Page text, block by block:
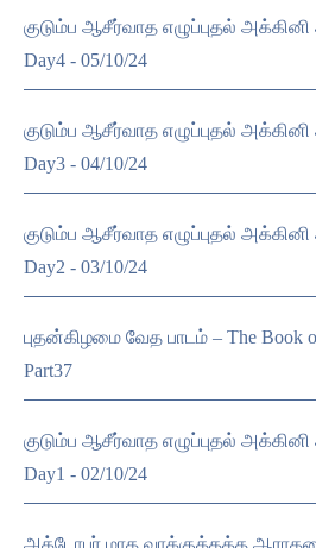
குடும்ப ஆசீர்வாத எழுப்புதல்
Day4 - 05/10/24
குடும்ப ஆசீர்வாத எழுப்புதல்
Day3 - 04/10/24
குடும்ப ஆசீர்வாத எழுப்புதல்
Day2 - 03/10/24
புதன்கிழமை வேத பாடம் – The Book
Part37
குடும்ப ஆசீர்வாத எழுப்புதல்
Day1 - 02/10/24
அக்டோபர் மாத வாக்குத்தத்த